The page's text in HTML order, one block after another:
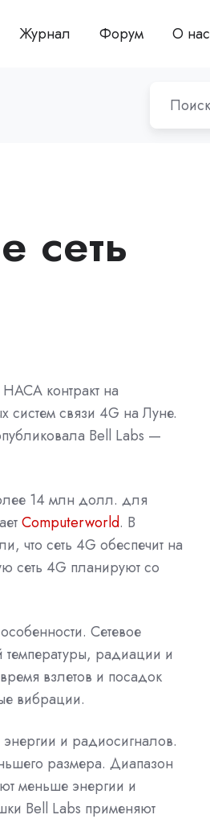
Журнал Форум О нас
сеть
контракт на
систем связи 4G на Луне.
Bell Labs —
14 млн долл. для
Computerworld. В
что сеть 4G обеспечит на
сеть 4G планируют со
Сетевое
температуры, радиации и
взлетов и посадок
вибрации.
и радиосигналов.
размера. Диапазон
меньше энергии и
Bell Labs применяют